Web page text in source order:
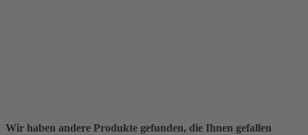
Wir haben andere Produkte gefunden, die Ihnen gefallen